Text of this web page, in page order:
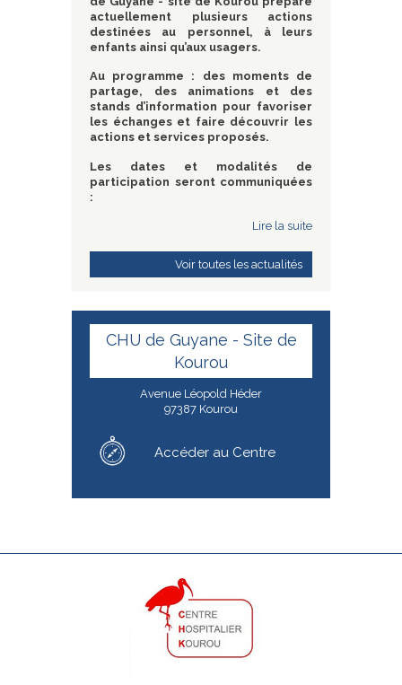
actuellement plusieurs actions
destinées au personnel, à leurs
enfants ainsi qu’aux usagers.
Au programme : des moments de
partage, des animations et des
stands d’information pour favoriser
les échanges et faire découvrir les
actions et services proposés.
Les dates et modalités de
participation seront communiquées
:
Lire la suite
Voir toutes les actualités
CHU de Guyane - Site de
Kourou
Avenue Léopold Héder
97387 Kourou
Accéder au Centre